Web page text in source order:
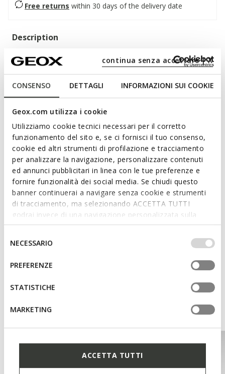
CONSENSO DETTAGLI INFORMAZIONI SUI COOKIE
Geox.com utilizza i cookie
Utilizziamo cookie tecnici necessari per il corretto
funzionamento del sito e, se ci fornisci il tuo consenso,
cookie ed altri strumenti di profilazione e tracciamento
per analizzare la navigazione, personalizzare contenuti
ed annunci pubblicitari in linea con le tue preferenze e
fornire funzionalità dei social media. Se chiudi questo
banner continuerai a navigare senza cookie e strumenti
di tracciamento, ma selezionando ACCETTA TUTTI
godrai invece di una navigazione personalizzata sulla
base dei tuoi gusti ed interessi. Selezionando
IMPOSTAZIONI potrai anche scegliere quali cookies ed
altri strumenti di tracciamento autorizzare. Per maggiori
informazioni o per modificare in qualsiasi momento le
tue impostazioni, visita la nostra
consenso
NECESSARIO
PREFERENZE
STATISTICHE
MARKETING
ACCETTA TUTTI
continua senza accettare | X
Free returns within 30 days of the delivery date
Description
A super-cushioned and breathable men's shoe, an authentic
blend of elegance and uncompromising comfort. In this
classic black version, it features a soft smooth leather upper
with a contemporary design. Walk Pleasure B is suitable for
both special occasions and business looks.
ITEM CODE:U657KA00043C9999
Features
Enhanced cushioning effect based on the Zero Shock
System
Lace fastening
You may also like